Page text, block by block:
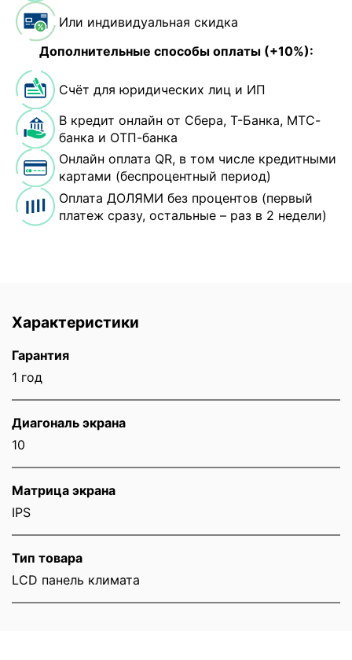
Или индивидуальная скидка
Дополнительные способы оплаты (+10%):
Счёт для юридических лиц и ИП
В кредит онлайн от Сбера, Т-Банка, МТС-
банка и ОТП-банка
Онлайн оплата QR, в том числе кредитными
картами (беспроцентный период)
Оплата ДОЛЯМИ без процентов (первый
платеж сразу, остальные – раз в 2 недели)
Характеристики
Гарантия
1 год
Диагональ экрана
10
Матрица экрана
IPS
Тип товара
LCD панель климата